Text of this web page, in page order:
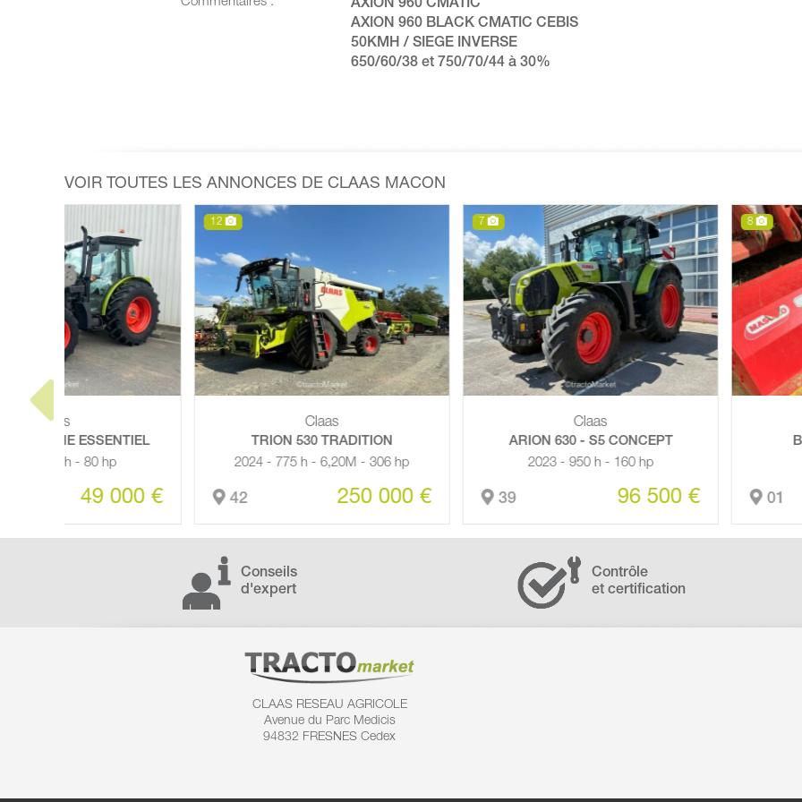
AXION 960 CMATIC
AXION 960 BLACK CMATIC CEBIS
50KMH / SIEGE INVERSE
650/60/38 et 750/70/44 à 30%
VOIR TOUTES LES ANNONCES DE CLAAS MACON
TRION 530 TRADITION
2024 - 775 h - 6,20M - 306 hp
42 250 000 €
ARION 630 - S5 CONCEPT
2023 - 950 h - 160 hp
39 96 500 €
8
BROYEUR TIGRE 300
01 5
Conseils
d'expert
Contrôle
et certification
CLAAS RESEAU AGRICOLE
Avenue du Parc Medicis
94832 FRESNES Cedex